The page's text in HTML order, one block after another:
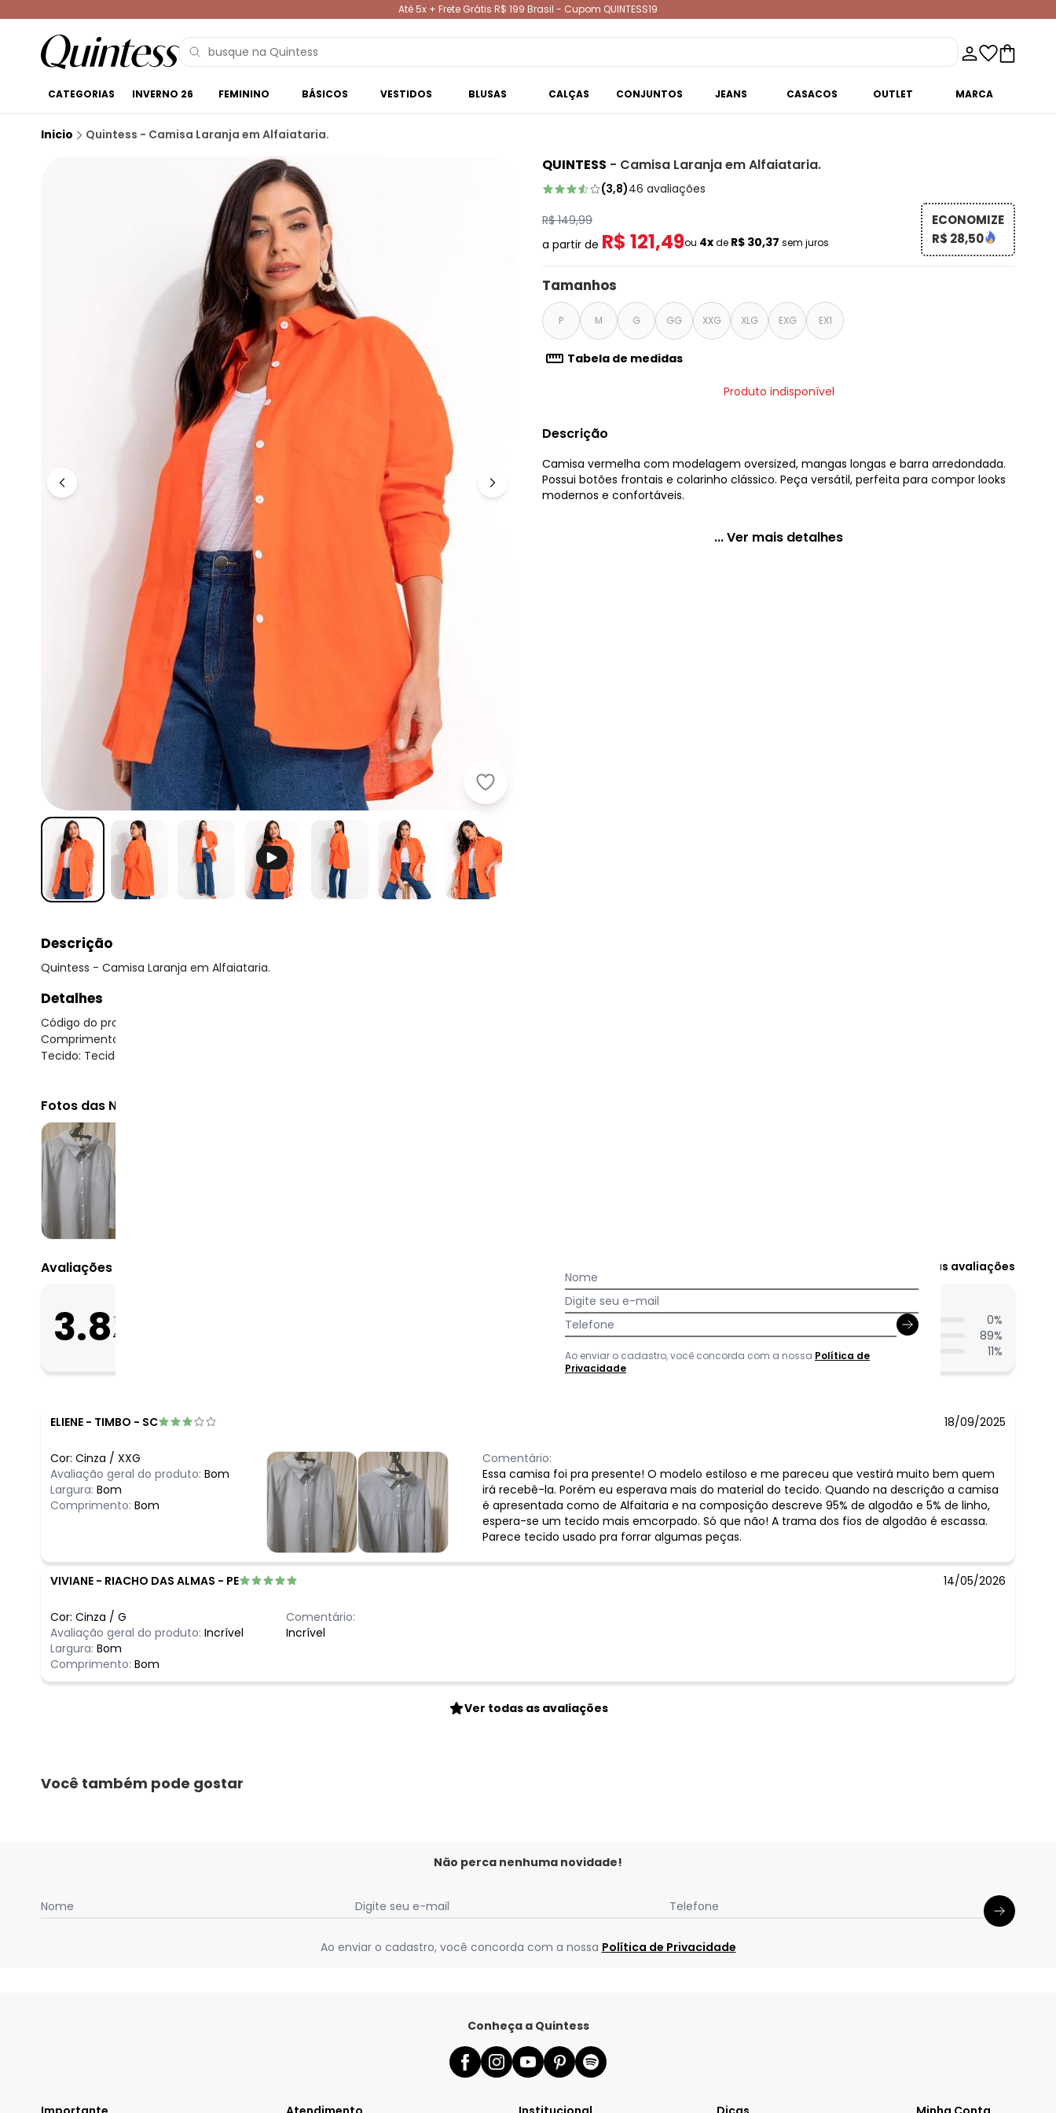
Até 5x + Frete Grátis R$ 199 Brasil - Cupom QUINTESS19
CATEGORIAS INVERNO 26 FEMININO BÁSICOS VESTIDOS BLUSAS CALÇAS CONJUNTOS JEANS CASACOS OUTLET MARCA
Inicio Quintess - Camisa Laranja em Alfaiataria.
Quintess - Camisa Laranja em Alfaiataria.
QUINTESS - Camisa Laranja em Alfaiataria.
(3,8)46 avaliações
R$ 149,99
a partir de R$ 121,49ou 4xde R$ 30,37 sem juros
ECONOMIZE
R$ 28,50
Tamanhos
P M G GG XXG XLG EXG EX1
Tabela de medidas
Produto indisponível
Descrição
Camisa vermelha com modelagem oversized, mangas longas e barra arredondada.
Possui botões frontais e colarinho clássico. Peça versátil, perfeita para compor looks
modernos e confortáveis.
... Ver mais detalhes
Descrição
Quintess - Camisa Laranja em Alfaiataria.
Detalhes
Código do produto: 3811890
Comprimento da manga: Longa
Tecido: Tecido de alfaiataria 180g 90% algodão, 10% linho sarja
Fotos das Nossas Clientes
Avaliações Ver todas as avaliações
3.8 46
0%
87%
13 %
O que as clientes acharam do comprimento?
0%
Bom
89%
Longo
11%
ELIENE - TIMBO - SC 18/09/2025
Cor: Cinza / XXG
Avaliação geral do produto: Bom
Largura: Bom
Comprimento: Bom
Comentário:
Essa camisa foi pra presente! O modelo estiloso e me pareceu que vestirá muito bem quem
irá recebê-la. Porém eu esperava mais do material do tecido. Quando na descrição a camisa
é apresentada como de Alfaitaria e na composição descreve 95% de algodão e 5% de linho,
espera-se um tecido mais emcorpado. Só que não! A trama dos fios de algodão é escassa.
Parece tecido usado pra forrar algumas peças.
VIVIANE - RIACHO DAS ALMAS - PE 14/05/2026
Cor: Cinza / G
Avaliação geral do produto: Incrível
Largura: Bom
Comprimento: Bom
Comentário:
Incrível
Ver todas as avaliações
Você também pode gostar
Não perca nenhuma novidade!
Nome Digite seu e-mail Telefone
Ao enviar o cadastro, você concorda com a nossa Política de Privacidade
Conheça a Quintess
Nome
Digite seu e-mail
Telefone
Ao enviar o cadastro, você concorda com a nossa Política de
Privacidade